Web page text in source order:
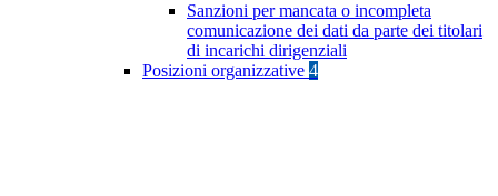
Sanzioni per mancata o incompleta
comunicazione dei dati da parte dei titolari
di incarichi dirigenziali
Posizioni organizzative 4